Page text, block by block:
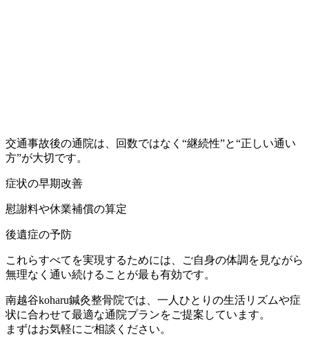
交通事故後の通院は、回数ではなく“継続性”と“正しい通い
方”が大切です。
症状の早期改善
慰謝料や休業補償の算定
後遺症の予防
これらすべてを実現するためには、ご自身の体調を見ながら
無理なく通い続けることが最も有効です。
南越谷koharu鍼灸整骨院では、一人ひとりの生活リズムや症
状に合わせて最適な通院プランをご提案しています。
まずはお気軽にご相談ください。